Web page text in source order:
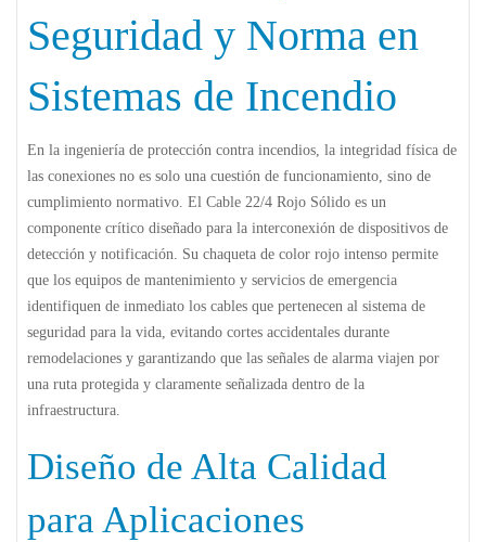
Seguridad y Norma en
Sistemas de Incendio
En la ingeniería de protección contra incendios, la integridad física de
las conexiones no es solo una cuestión de funcionamiento, sino de
cumplimiento normativo. El Cable 22/4 Rojo Sólido es un
componente crítico diseñado para la interconexión de dispositivos de
detección y notificación. Su chaqueta de color rojo intenso permite
que los equipos de mantenimiento y servicios de emergencia
identifiquen de inmediato los cables que pertenecen al sistema de
seguridad para la vida, evitando cortes accidentales durante
remodelaciones y garantizando que las señales de alarma viajen por
una ruta protegida y claramente señalizada dentro de la
infraestructura.
Diseño de Alta Calidad
para Aplicaciones